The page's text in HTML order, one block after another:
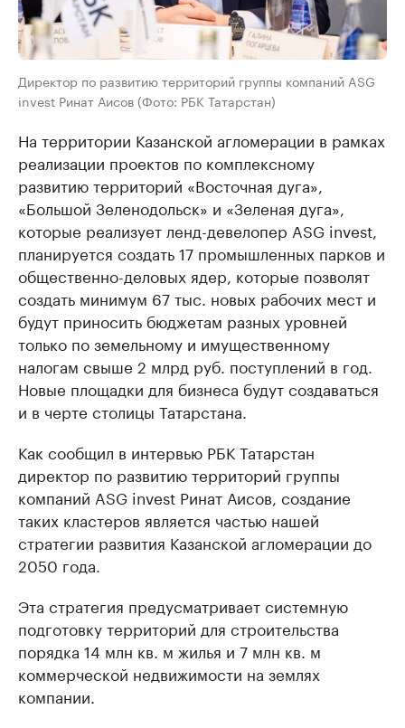
Директор по развитию территорий группы компаний ASG
invest Ринат Аисов (Фото: РБК Татарстан)
На территории Казанской агломерации в рамках
реализации проектов по комплексному
развитию территорий «Восточная дуга»,
«Большой Зеленодольск» и «Зеленая дуга»,
которые реализует ленд-девелопер ASG invest,
планируется создать 17 промышленных парков и
общественно-деловых ядер, которые позволят
создать минимум 67 тыс. новых рабочих мест и
будут приносить бюджетам разных уровней
только по земельному и имущественному
налогам свыше 2 млрд руб. поступлений в год.
Новые площадки для бизнеса будут создаваться
и в черте столицы Татарстана.
Как сообщил в интервью РБК Татарстан
директор по развитию территорий группы
компаний ASG invest Ринат Аисов, создание
таких кластеров является частью нашей
стратегии развития Казанской агломерации до
2050 года.
Эта стратегия предусматривает системную
подготовку территорий для строительства
порядка 14 млн кв. м жилья и 7 млн кв. м
коммерческой недвижимости на землях
компании.